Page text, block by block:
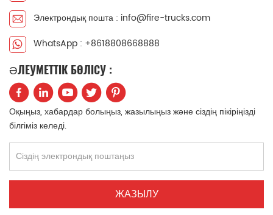
српски
Электрондық пошта : info@fire-trucks.com
WhatsApp : +8618808668888
ӘЛЕУМЕТТІК БӨЛІСУ :
Оқыңыз, хабардар болыңыз, жазылыңыз және сіздің пікіріңізді
білгіміз келеді.